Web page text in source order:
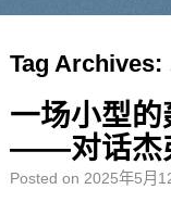
Tag Archives:
一场小型
——对话杰
Posted on 2025年5月